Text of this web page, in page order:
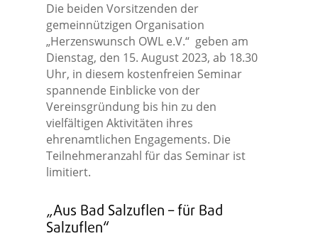
Die beiden Vorsitzenden der
gemeinnützigen Organisation
„Herzenswunsch OWL e.V.“ geben am
Dienstag, den 15. August 2023, ab 18.30
Uhr, in diesem kostenfreien Seminar
spannende Einblicke von der
Vereinsgründung bis hin zu den
vielfältigen Aktivitäten ihres
ehrenamtlichen Engagements. Die
Teilnehmeranzahl für das Seminar ist
limitiert.
„Aus Bad Salzuflen – für Bad
Salzuflen“